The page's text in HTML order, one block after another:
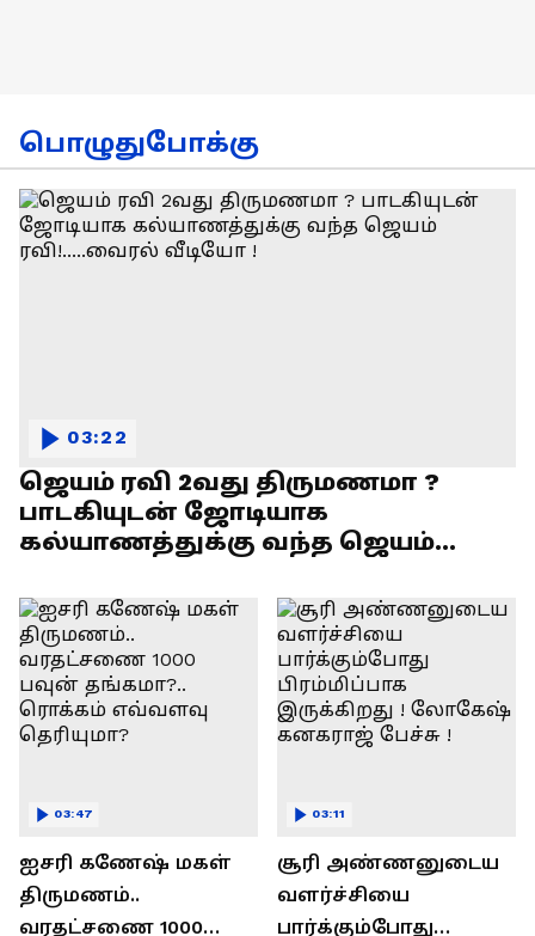
பொழுதுபோக்கு
ஜெயம் ரவி 2வது திருமணமா ?
பாடகியுடன் ஜோடியாக
கல்யாணத்துக்கு வந்த ஜெயம்
03:22
ஐசரி கணேஷ் மகள்
திருமணம்..
வரதட்சணை 1000
03:47
சூரி அண்ணனுடைய
வளர்ச்சியை
பார்க்கும்போது
03:11